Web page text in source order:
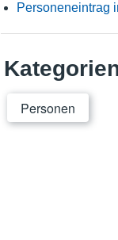
Personeneintrag
Personen